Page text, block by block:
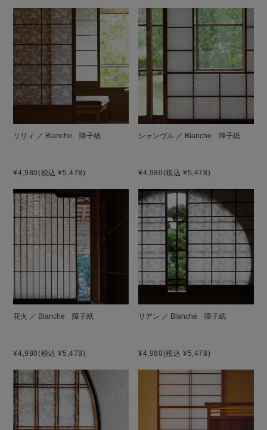
リリィ ／ Blanche 障子紙
¥4,980(税込 ¥5,478)
シャンヴル ／ Blanche 障子紙
¥4,980(税込 ¥5,478)
花火 ／ Blanche 障子紙
¥4,980(税込 ¥5,478)
リアン ／ Blanche 障子紙
¥4,980(税込 ¥5,478)